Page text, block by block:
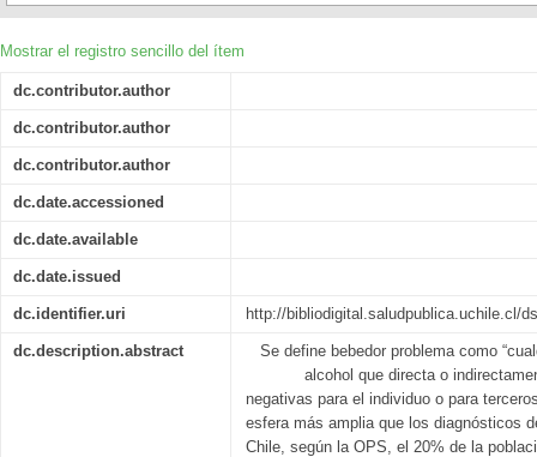
Mostrar el registro sencillo del ítem
dc.contributor.author
dc.contributor.author
dc.contributor.author
dc.date.accessioned
dc.date.available
dc.date.issued
dc.identifier.uri http://bibliodigital.saludpublica.uchile.cl/
dc.description.abstract
Se define bebedor problema como
alcohol que directa o
negativas para el individuo o para
esfera más amplia que los diagnósticos
Chile, según la OPS, el 20% de la